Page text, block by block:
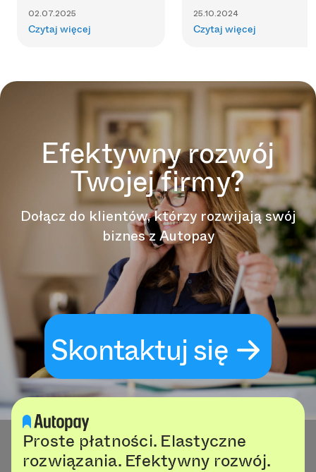
02.07.2025
Czytaj więcej
25.10.2024
Czytaj więcej
Efektywny rozwój
Twojej firmy?
Dołącz do klientów, którzy rozwijają swój
biznes z Autopay
Skontaktuj się
Proste płatności. Elastyczne
rozwiązania. Efektywny rozwój.